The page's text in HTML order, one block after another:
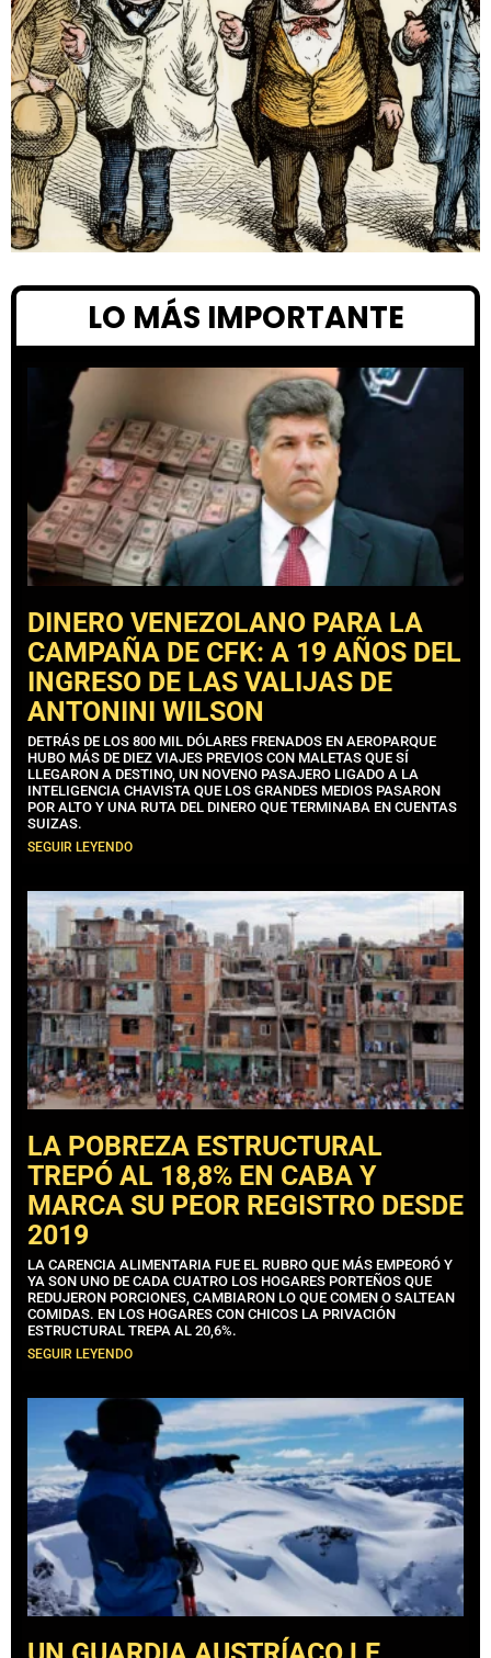
LO MÁS IMPORTANTE
DINERO VENEZOLANO PARA LA
CAMPAÑA DE CFK: A 19 AÑOS DEL
INGRESO DE LAS VALIJAS DE
ANTONINI WILSON
DETRÁS DE LOS 800 MIL DÓLARES FRENADOS EN AEROPARQUE
HUBO MÁS DE DIEZ VIAJES PREVIOS CON MALETAS QUE SÍ
LLEGARON A DESTINO, UN NOVENO PASAJERO LIGADO A LA
INTELIGENCIA CHAVISTA QUE LOS GRANDES MEDIOS PASARON
POR ALTO Y UNA RUTA DEL DINERO QUE TERMINABA EN CUENTAS
SUIZAS.
SEGUIR LEYENDO
LA POBREZA ESTRUCTURAL
TREPÓ AL 18,8% EN CABA Y
MARCA SU PEOR REGISTRO DESDE
2019
LA CARENCIA ALIMENTARIA FUE EL RUBRO QUE MÁS EMPEORÓ Y
YA SON UNO DE CADA CUATRO LOS HOGARES PORTEÑOS QUE
REDUJERON PORCIONES, CAMBIARON LO QUE COMEN O SALTEAN
COMIDAS. EN LOS HOGARES CON CHICOS LA PRIVACIÓN
ESTRUCTURAL TREPA AL 20,6%.
SEGUIR LEYENDO